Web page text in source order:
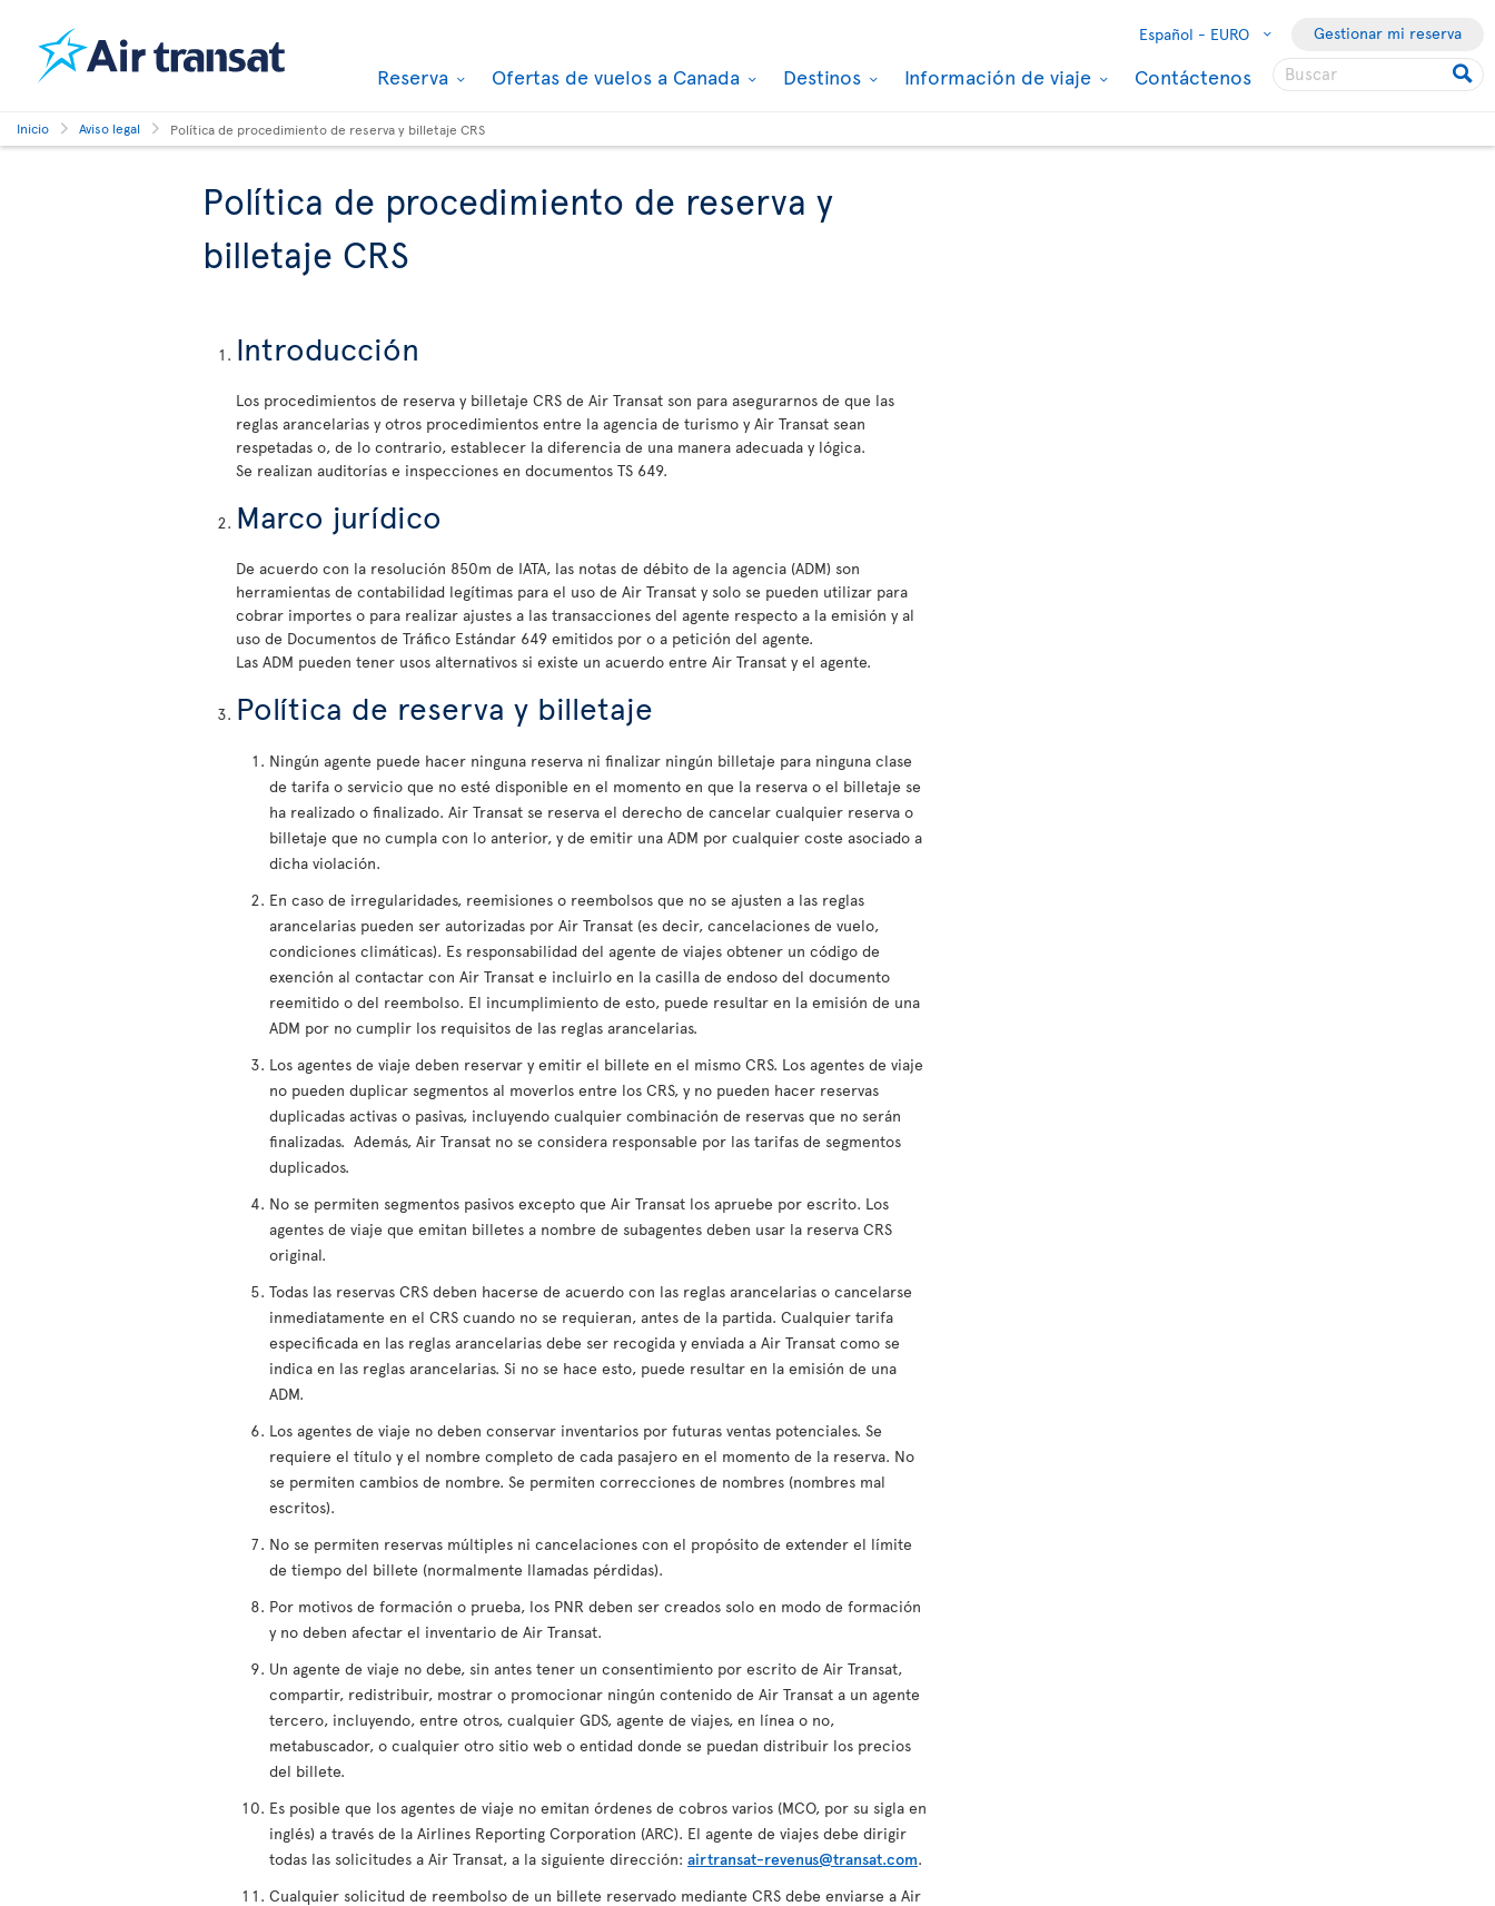
Español - EURO Gestionar mi reserva
Reserva Ofertas de vuelos a Canada Destinos Información de viaje Contáctenos
Inicio Aviso legal Política de procedimiento de reserva y billetaje CRS
Política de procedimiento de reserva y
billetaje CRS
Introducción
Los procedimientos de reserva y billetaje CRS de Air Transat son para asegurarnos de que las
reglas arancelarias y otros procedimientos entre la agencia de turismo y Air Transat sean
respetadas o, de lo contrario, establecer la diferencia de una manera adecuada y lógica.
Se realizan auditorías e inspecciones en documentos TS 649.
Marco jurídico
De acuerdo con la resolución 850m de IATA, las notas de débito de la agencia (ADM) son
herramientas de contabilidad legítimas para el uso de Air Transat y solo se pueden utilizar para
cobrar importes o para realizar ajustes a las transacciones del agente respecto a la emisión y al
uso de Documentos de Tráfico Estándar 649 emitidos por o a petición del agente.
Las ADM pueden tener usos alternativos si existe un acuerdo entre Air Transat y el agente.
Política de reserva y billetaje
Ningún agente puede hacer ninguna reserva ni finalizar ningún billetaje para ninguna clase
de tarifa o servicio que no esté disponible en el momento en que la reserva o el billetaje se
ha realizado o finalizado. Air Transat se reserva el derecho de cancelar cualquier reserva o
billetaje que no cumpla con lo anterior, y de emitir una ADM por cualquier coste asociado a
dicha violación.
En caso de irregularidades, reemisiones o reembolsos que no se ajusten a las reglas
arancelarias pueden ser autorizadas por Air Transat (es decir, cancelaciones de vuelo,
condiciones climáticas). Es responsabilidad del agente de viajes obtener un código de
exención al contactar con Air Transat e incluirlo en la casilla de endoso del documento
reemitido o del reembolso. El incumplimiento de esto, puede resultar en la emisión de una
ADM por no cumplir los requisitos de las reglas arancelarias.
Los agentes de viaje deben reservar y emitir el billete en el mismo CRS. Los agentes de viaje
no pueden duplicar segmentos al moverlos entre los CRS, y no pueden hacer reservas
duplicadas activas o pasivas, incluyendo cualquier combinación de reservas que no serán
finalizadas. Además, Air Transat no se considera responsable por las tarifas de segmentos
duplicados.
No se permiten segmentos pasivos excepto que Air Transat los apruebe por escrito. Los
agentes de viaje que emitan billetes a nombre de subagentes deben usar la reserva CRS
original.
Todas las reservas CRS deben hacerse de acuerdo con las reglas arancelarias o cancelarse
inmediatamente en el CRS cuando no se requieran, antes de la partida. Cualquier tarifa
especificada en las reglas arancelarias debe ser recogida y enviada a Air Transat como se
indica en las reglas arancelarias. Si no se hace esto, puede resultar en la emisión de una
ADM.
Los agentes de viaje no deben conservar inventarios por futuras ventas potenciales. Se
requiere el título y el nombre completo de cada pasajero en el momento de la reserva. No
se permiten cambios de nombre. Se permiten correcciones de nombres (nombres mal
escritos).
No se permiten reservas múltiples ni cancelaciones con el propósito de extender el límite
de tiempo del billete (normalmente llamadas pérdidas).
Por motivos de formación o prueba, los PNR deben ser creados solo en modo de formación
y no deben afectar el inventario de Air Transat.
Un agente de viaje no debe, sin antes tener un consentimiento por escrito de Air Transat,
compartir, redistribuir, mostrar o promocionar ningún contenido de Air Transat a un agente
tercero, incluyendo, entre otros, cualquier GDS, agente de viajes, en línea o no,
metabuscador, o cualquier otro sitio web o entidad donde se puedan distribuir los precios
del billete.
Es posible que los agentes de viaje no emitan órdenes de cobros varios (MCO, por su sigla en
inglés) a través de la Airlines Reporting Corporation (ARC). El agente de viajes debe dirigir
todas las solicitudes a Air Transat, a la siguiente dirección: airtransat-revenus@transat.com.
Cualquier solicitud de reembolso de un billete reservado mediante CRS debe enviarse a Air